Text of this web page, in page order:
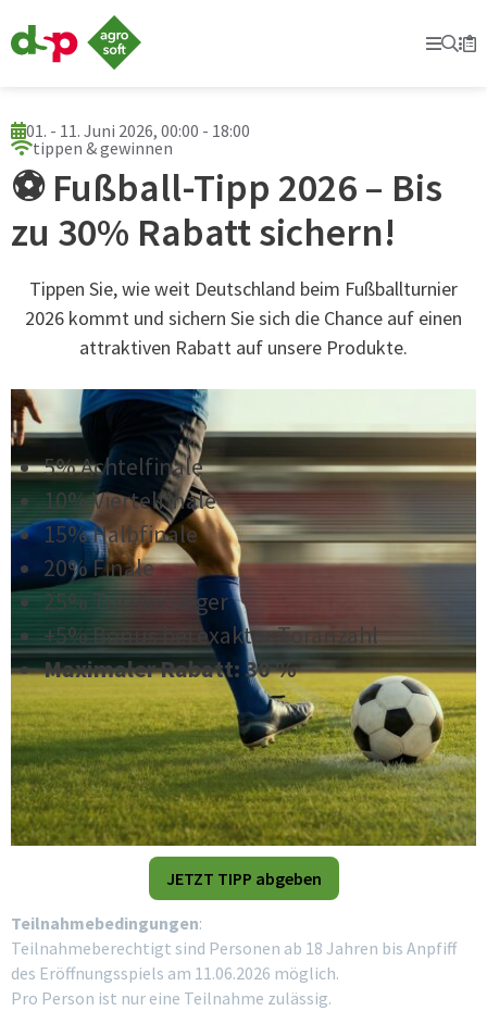
01. - 11. Juni 2026, 00:00 - 18:00
tippen & gewinnen
⚽ Fußball-Tipp 2026 – Bis
zu 30% Rabatt sichern!
Tippen Sie, wie weit Deutschland beim Fußballturnier
2026 kommt und sichern Sie sich die Chance auf einen
attraktiven Rabatt auf unsere Produkte.
5% Achtelfinale
10% Viertelfinale
15% Halbfinale
20% Finale
25% Turniersieger
+5% Bonus bei exakter Toranzahl
Maximaler Rabatt: 30 %
JETZT TIPP abgeben
Teilnahmebedingungen:
Teilnahmeberechtigt sind Personen ab 18 Jahren bis Anpfiff
des Eröffnungsspiels am 11.06.2026 möglich.
Pro Person ist nur eine Teilnahme zulässig.